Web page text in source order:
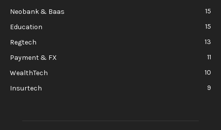
Neobank & Baas
15
Education
15
Regtech
13
Payment & FX
11
WealthTech
10
Insurtech
9